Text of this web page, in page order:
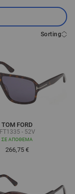
Sorting
TOM FORD
FT1335 - 52V
ΣΕ ΑΠΌΘΕΜΑ
266,75 €